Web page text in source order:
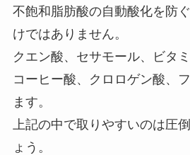
不飽和脂肪酸の自動酸化を防
けではありません。
クエン酸、セサモール、ビタ
コーヒー酸、クロロゲン酸、
ます。
上記の中で取りやすいのは圧
ょう。